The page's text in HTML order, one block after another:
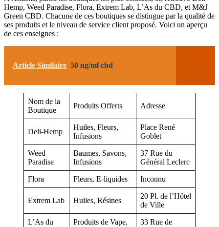
Hemp, Weed Paradise, Flora, Extrem Lab, L’As du CBD, et M&J
Green CBD. Chacune de ces boutiques se distingue par la qualité de
ses produits et le niveau de service client proposé. Voici un aperçu
de ces enseignes :
Article Similaire 50 ng/ml cbd
Nom de la
Boutique
Produits Offerts Adresse
Deli-Hemp
Huiles, Fleurs,
Infusions
Place René
Goblet
Weed
Paradise
Baumes, Savons,
Infusions
37 Rue du
Général Leclerc
Flora Fleurs, E-liquides Inconnu
Extrem Lab Huiles, Résines
20 Pl. de l’Hôtel
de Ville
L’As du
Produits de Vape,
33 Rue de